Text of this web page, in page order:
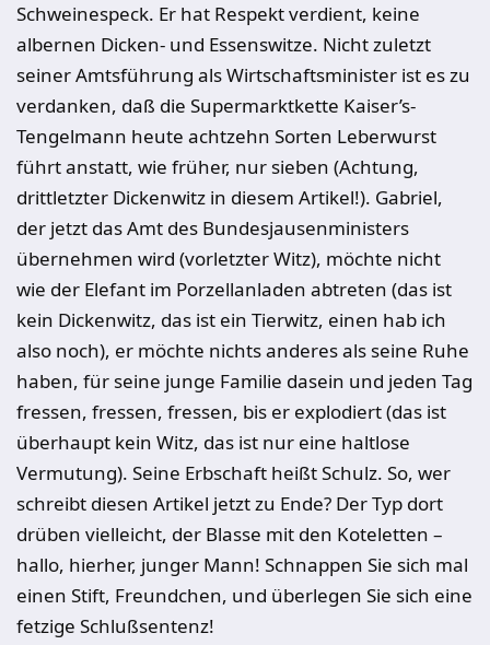
Schweinespeck. Er hat Respekt verdient, keine
albernen Dicken- und Essenswitze. Nicht zuletzt
seiner Amtsführung als Wirtschaftsminister ist es zu
verdanken, daß die Supermarktkette Kaiser’s-
Tengelmann heute achtzehn Sorten Leberwurst
führt anstatt, wie früher, nur sieben (Achtung,
drittletzter Dickenwitz in diesem Artikel!). Gabriel,
der jetzt das Amt des Bundesjausenministers
übernehmen wird (vorletzter Witz), möchte nicht
wie der Elefant im Porzellanladen abtreten (das ist
kein Dickenwitz, das ist ein Tierwitz, einen hab ich
also noch), er möchte nichts anderes als seine Ruhe
haben, für seine junge Familie dasein und jeden Tag
fressen, fressen, fressen, bis er explodiert (das ist
überhaupt kein Witz, das ist nur eine haltlose
Vermutung). Seine Erbschaft heißt Schulz. So, wer
schreibt diesen Artikel jetzt zu Ende? Der Typ dort
drüben vielleicht, der Blasse mit den Koteletten –
hallo, hierher, junger Mann! Schnappen Sie sich mal
einen Stift, Freundchen, und überlegen Sie sich eine
fetzige Schlußsentenz!